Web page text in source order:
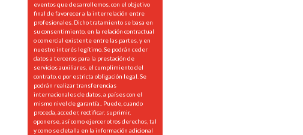
eventos que desarrollemos, con el objetivo
final de favorecer a la interrelación entre
profesionales. Dicho tratamiento se basa en
su consentimiento, en la relación contractual
o comercial existente entre las partes, y en
nuestro interés legítimo. Se podrán ceder
datos a terceros para la prestación de
servicios auxiliares, el cumplimiento del
contrato, o por estricta obligación legal. Se
podrán realizar transferencias
internacionales de datos, a países con el
mismo nivel de garantía.. Puede, cuando
proceda, acceder, rectificar, suprimir,
oponerse, así como ejercer otros derechos, tal
y como se detalla en la información adicional